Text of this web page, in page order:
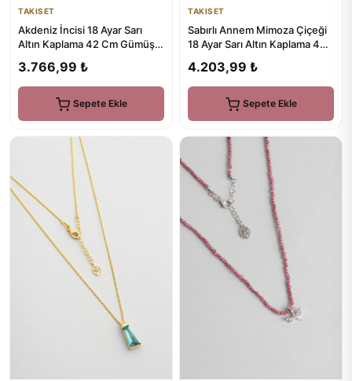
TAKISET
Akdeniz İncisi 18 Ayar Sarı
Altın Kaplama 42 Cm Gümüş
3.766,99 ₺
Sepete Ekle
TAKISET
Sabırlı Annem Mimoza Çiçeği
18 Ayar Sarı Altın Kaplama 47
4.203,99 ₺
Sepete Ekle